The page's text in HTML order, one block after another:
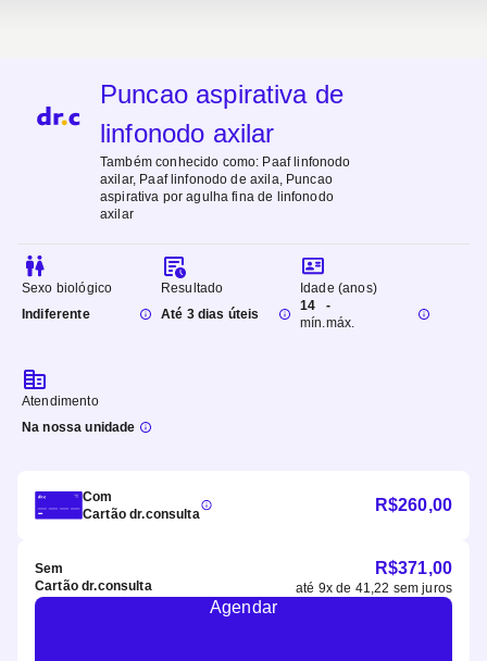
Puncao aspirativa de
linfonodo axilar
Também conhecido como: Paaf linfonodo
axilar, Paaf linfonodo de axila, Puncao
aspirativa por agulha fina de linfonodo
axilar
Sexo biológico
Indiferente
Resultado
Até 3 dias úteis
Idade (anos)
14
mín.
-
máx.
Atendimento
Na nossa unidade
Com
Cartão dr.consulta
R$260,00
Sem
Cartão dr.consulta
R$371,00
até 9x de 41,22 sem juros
Agendar